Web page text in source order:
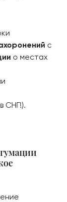
с
о местах
СНГ!).